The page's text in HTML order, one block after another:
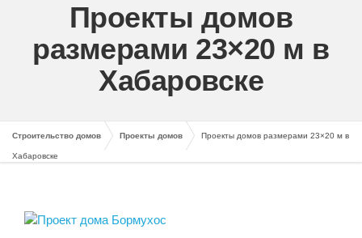
Проекты домов
размерами 23×20 м в
Хабаровске
Строительство домов Проекты домов Проекты домов размерами 23×20 м в
Хабаровске